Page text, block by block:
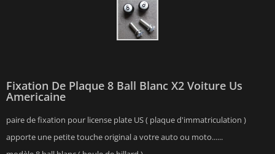
Fixation De Plaque 8 Ball Blanc X2 Voiture Us
Americaine
paire de fixation pour license plate US ( plaque d'immatriculation )
apporte une petite touche original a votre auto ou moto......